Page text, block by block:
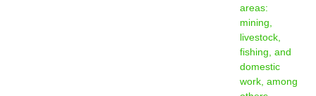
areas:
mining,
livestock,
fishing, and
domestic
work, among